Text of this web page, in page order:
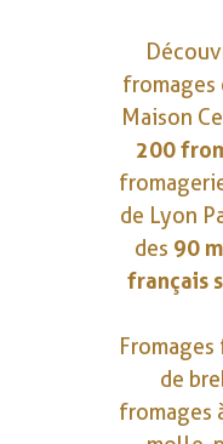
fromages
Maison
200
de Lyon
des 90
français
de
fromages